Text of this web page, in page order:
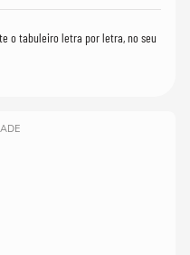
o tabuleiro letra por letra, no seu